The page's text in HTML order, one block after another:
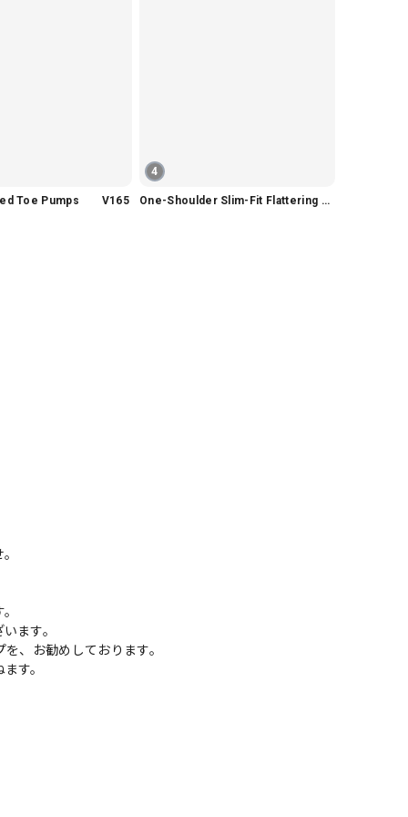
Toe Pumps V165
4
One-Shoulder Slim-Fit Flattering Mermaid Skirt Dress V2295
ます。
、お勧めしております。
す。